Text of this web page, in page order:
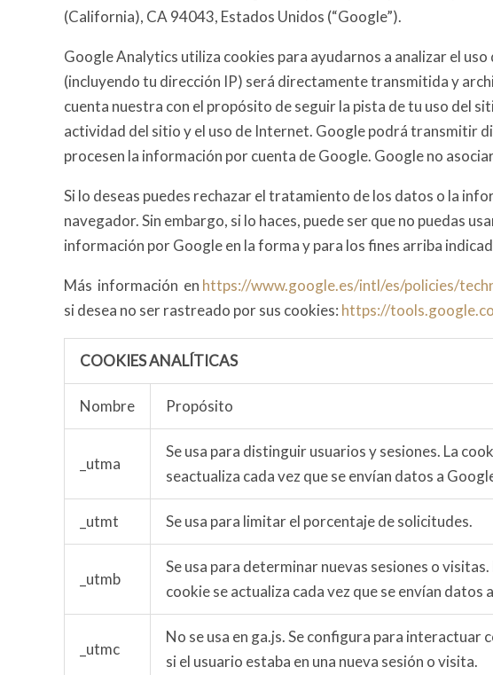
(California), CA 94043, Estados Unidos (“Google”).
Google Analytics utiliza cookies para ayudarnos a analizar el
(incluyendo tu dirección IP) será directamente transmitida y
cuenta nuestra con el propósito de seguir la pista de tu uso del
actividad del sitio y el uso de Internet. Google podrá transmitir
procesen la información por cuenta de Google. Google no
Si lo deseas puedes rechazar el tratamiento de los datos o la
navegador. Sin embargo, si lo haces, puede ser que no puedas
información por Google en la forma y para los fines arriba
Más información en https://www.google.es/intl/es/policies/
si desea no ser rastreado por sus cookies: https://
COOKIES ANALÍTICAS
Nombre Propósito
_utma
Se usa para distinguir usuarios y sesiones. La
seactualiza cada vez que se envían datos a
_utmt Se usa para limitar el porcentaje de solicitudes.
_utmb
Se usa para determinar nuevas sesiones o
cookie se actualiza cada vez que se envían datos
_utmc
No se usa en ga.js. Se configura para
si el usuario estaba en una nueva sesión o visita.